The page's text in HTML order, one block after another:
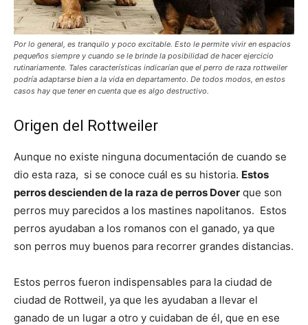
Por lo general, es tranquilo y poco excitable. Esto le permite vivir en espacios
pequeños siempre y cuando se le brinde la posibilidad de hacer ejercicio
rutinariamente. Tales características indicarían que el perro de raza rottweiler
podría adaptarse bien a la vida en departamento. De todos modos, en estos
casos hay que tener en cuenta que es algo destructivo.
Origen del Rottweiler
Aunque no existe ninguna documentación de cuando se
dio esta raza, si se conoce cuál es su historia. Estos
perros descienden de la raza de perros Dover que son
perros muy parecidos a los mastines napolitanos. Estos
perros ayudaban a los romanos con el ganado, ya que
son perros muy buenos para recorrer grandes distancias.
Estos perros fueron indispensables para la ciudad de
ciudad de Rottweil, ya que les ayudaban a llevar el
ganado de un lugar a otro y cuidaban de él, que en ese